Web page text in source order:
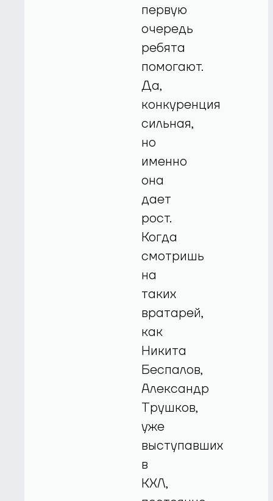
первую
очередь
ребята
помогают.
Да,
конкуренция
сильная,
но
именно
она
дает
рост.
Когда
смотришь
на
таких
вратарей,
как
Никита
Беспалов,
Александр
Трушков,
уже
выступавших
в
КХЛ,